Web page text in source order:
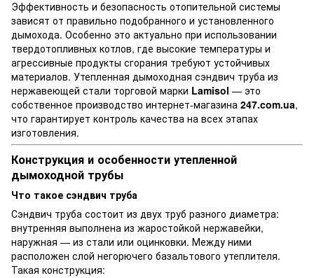
Эффективность и безопасность отопительной системы
зависят от правильно подобранного и установленного
дымохода. Особенно это актуально при использовании
твердотопливных котлов, где высокие температуры и
агрессивные продукты сгорания требуют устойчивых
материалов. Утепленная дымоходная сэндвич труба из
нержавеющей стали торговой марки Lamisol — это
собственное производство интернет-магазина 247.com.ua,
что гарантирует контроль качества на всех этапах
изготовления.
Конструкция и особенности утепленной
дымоходной трубы
Что такое сэндвич труба
Сэндвич труба состоит из двух труб разного диаметра:
внутренняя выполнена из жаростойкой нержавейки,
наружная — из стали или оцинковки. Между ними
расположен слой негорючего базальтового утеплителя.
Такая конструкция: